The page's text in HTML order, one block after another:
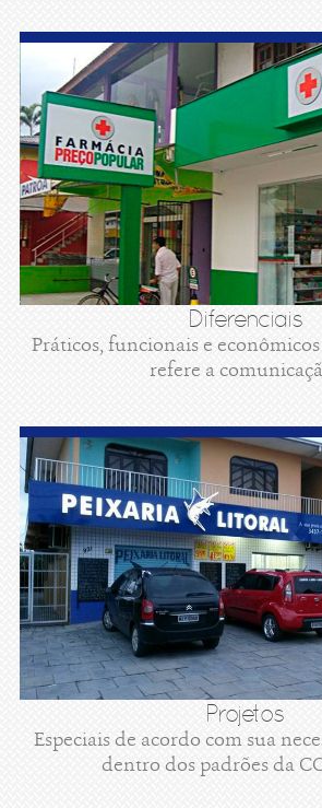
Diferenciais
Práticos, funcionais e
refere a
Projetos
Especiais de acordo com sua
dentro dos padrões da